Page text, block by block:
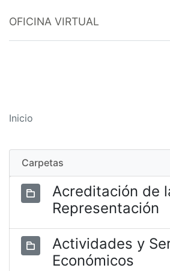
OFICINA VIRTUAL
Inicio
Carpetas
Acreditación de
Representación
Actividades y
Económicos